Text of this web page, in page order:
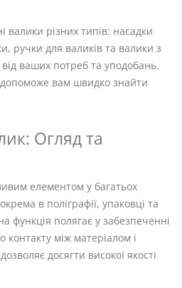
різних типів: насадки
ручки для валиків та валики з
ваших потреб та уподобань.
вам швидко знайти
Огляд та
елементом у багатьох
в поліграфії, упаковці та
функція полягає у забезпеченні
контакту між матеріалом і
досягти високої якості